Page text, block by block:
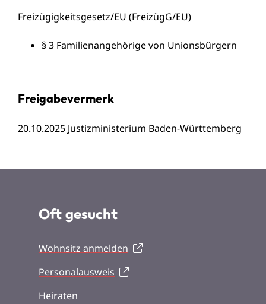
Freizügigkeitsgesetz/EU (FreizügG/EU)
§ 3 Familienangehörige von Unionsbürgern
Freigabevermerk
20.10.2025 Justizministerium Baden-Württemberg
Oft gesucht
Wohnsitz anmelden
Personalausweis
Heiraten